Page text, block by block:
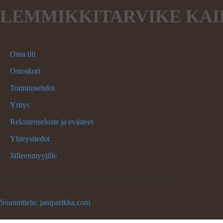
LEMMIKKITARVIKE
Oma tili
Ostoskori
Toimitusehdot
Yritys
Rekisteriseloste ja evästeet
Yhteystiedot
Jälleenmyyjille
Suunnittelu: janiparikka.com